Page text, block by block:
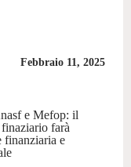
Febbraio 11, 2025
e Mefop: il
farà
finanziaria e